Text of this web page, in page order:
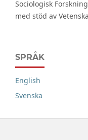
Sociologisk
med stöd av
SPRÅK
English
Svenska